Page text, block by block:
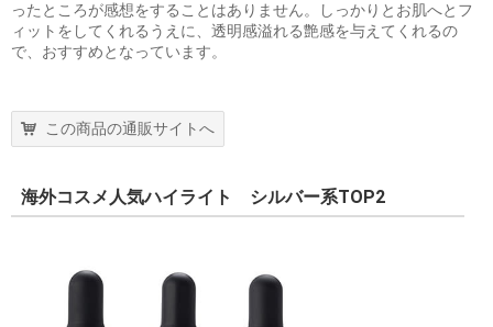
ったところが感想をすることはありません。しっかりとお肌へとフ
ィットをしてくれるうえに、透明感溢れる艶感を与えてくれるの
で、おすすめとなっています。
この商品の通販サイトへ
海外コスメ人気ハイライト シルバー系TOP2